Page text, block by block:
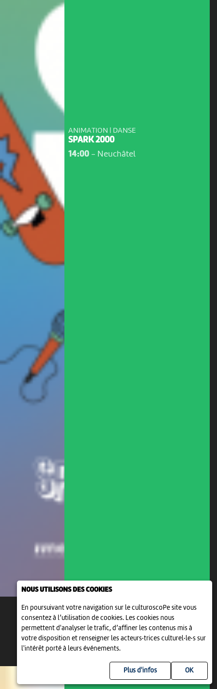
NOUS UTILISONS DES COOKIES
En poursuivant votre navigation sur le culturoscoPe site vous
consentez à l’utilisation de cookies. Les cookies nous
permettent d'analyser le trafic, d’affiner les contenus mis à
votre disposition et renseigner les acteurs·trices culturel·le·s sur
l'intérêt porté à leurs événements.
Plus d'infos
ANIMATION | DANSE
SPARK 2000
14:00- Neuchâtel